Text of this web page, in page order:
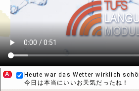
A
Heute war das Wetter wirklich
今日は本当にいいお天気だったね！